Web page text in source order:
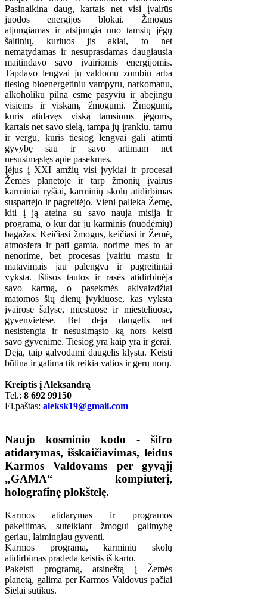
Pasinaikina daug, kartais net visi įvairūs
juodos energijos blokai. Žmogus
atjungiamas ir atsijungia nuo tamsių jėgų
šaltinių, kuriuos jis aklai, to net
nematydamas ir nesuprasdamas daugiausia
maitindavo savo įvairiomis energijomis.
Tapdavo lengvai jų valdomu zombiu arba
tiesiog bioenergetiniu vampyru, narkomanu,
alkoholiku pilna esme pasyviu ir abejingu
visiems ir viskam, žmogumi. Žmogumi,
kuris atidavęs viską tamsioms jėgoms,
kartais net savo sielą, tampa jų įrankiu, tarnu
ir vergu, kuris tiesiog lengvai gali atimti
gyvybę sau ir savo artimam net
nesusimąstęs apie pasekmes.
Įėjus į XXI amžių visi įvykiai ir procesai
Žemės planetoje ir tarp žmonių įvairus
karminiai ryšiai, karminių skolų atidirbimas
suspartėjo ir pagreitėjo. Vieni palieka Žemę,
kiti į ją ateina su savo nauja misija ir
programa, o kur dar jų karminis (nuodėmių)
bagažas. Keičiasi žmogus, keičiasi ir Žemė,
atmosfera ir pati gamta, norime mes to ar
nenorime, bet procesas įvairiu mastu ir
matavimais jau palengva ir pagreitintai
vyksta. Ištisos tautos ir rasės atidirbinėja
savo karmą, o pasekmės akivaizdžiai
matomos šių dienų įvykiuose, kas vyksta
įvairose šalyse, miestuose ir miesteliuose,
gyvenvietėse. Bet deja daugelis net
nesistengia ir nesusimąsto ką nors keisti
savo gyvenime. Tiesiog yra kaip yra ir gerai.
Deja, taip galvodami daugelis klysta. Keisti
būtina ir galima tik reikia valios ir gerų norų.
Kreiptis į Aleksandrą
Tel.: 8 692 99150
El.paštas: aleksk19@gmail.com
Naujo kosminio kodo - šifro
atidarymas, išskaičiavimas, leidus
Karmos Valdovams per gyvąjį
„GAMA“ kompiuterį,
holografinę plokštelę.
Karmos atidarymas ir programos
pakeitimas, suteikiant žmogui galimybę
geriau, laimingiau gyventi.
Karmos programa, karminių skolų
atidirbimas pradeda keistis iš karto.
Pakeisti programą, atsineštą į Žemės
planetą, galima per Karmos Valdovus pačiai
Sielai sutikus.